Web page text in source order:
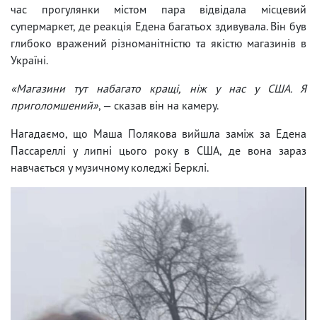
час прогулянки містом пара відвідала місцевий
супермаркет, де реакція Едена багатьох здивувала. Він був
глибоко вражений різноманітністю та якістю магазинів в
Україні.
«Магазини тут набагато кращі, ніж у нас у США. Я
приголомшений», — сказав він на камеру.
Нагадаємо, що Маша Полякова вийшла заміж за Едена
Пассареллі у липні цього року в США, де вона зараз
навчається у музичному коледжі Берклі.